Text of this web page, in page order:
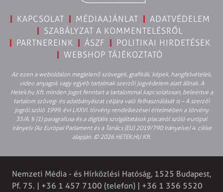
KAPCSOLAT MÉDIAAJÁNLAT
ADATVÉDELEM
SZABÁLYZAT A KOMMENTELÉSRŐL
PARTNEREINK
ÁSZF
POLITIKAI HIRDETÉSEK
WEBSHOP TÁJÉKOZTATÓ
Az ezen a weboldalon megjelenő szövegek, grafikák, képek, hangfelvételek,
video anyagok vagy egyéb tartalmak szerzői jogvédelem alatt állnak. A
Hetek.hu Kft. minden jogot fenntart a tartalommal kapcsolatosan, beleértve a
tartalom szöveg- és adatbányászat céljára való felhasználását is – A szerzői
jogról szóló 1999. évi LXXVI. törvény rendelkezései értelmében a törvény
35/A. § (1) paragrafusa és a digitális szolgáltatások piacairól szóló európai
irányelv (Az Európai Parlament és a Tanács (EU) 2019/790 Irányelve) 4. cikke
alapján. © 2026 HETEK.HU Kft.
Nemzeti Média - és Hírközlési Hatóság, 1525 Budapest,
Pf. 75. | +36 1 457 7100 (telefon) | +36 1 356 5520